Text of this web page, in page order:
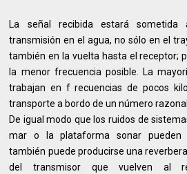
La señal recibida estará
transmisión en el agua, no sólo en el
también en la vuelta hasta el receptor;
la menor frecuencia posible. La
trabajan en f recuencias de pocos
transporte a bordo de un número
De igual modo que los ruidos de
mar o la plataforma sonar pueden
también puede producirse una
del transmisor que vuelven al